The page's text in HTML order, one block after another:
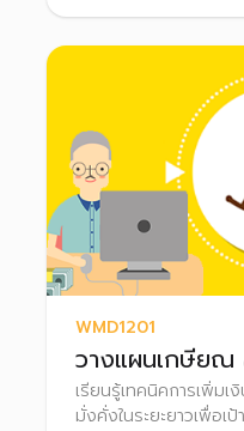
WMD1201
วางแผนเกษียณ
เรียนรู้เทคนิคการเพิ่มเ
มั่งคั่งในระยะยาวเพื่อ